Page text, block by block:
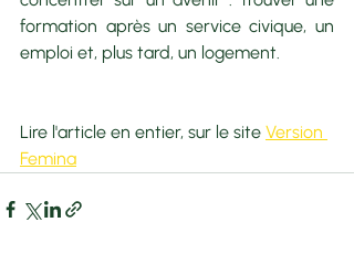
formation après un service civique, un
emploi et, plus tard, un logement.
Lire l'article en entier, sur le site Version
Femina